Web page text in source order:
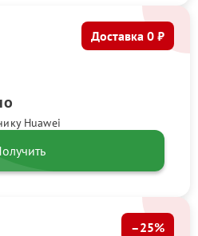
Huawei
Доставка 0 ₽
–25%